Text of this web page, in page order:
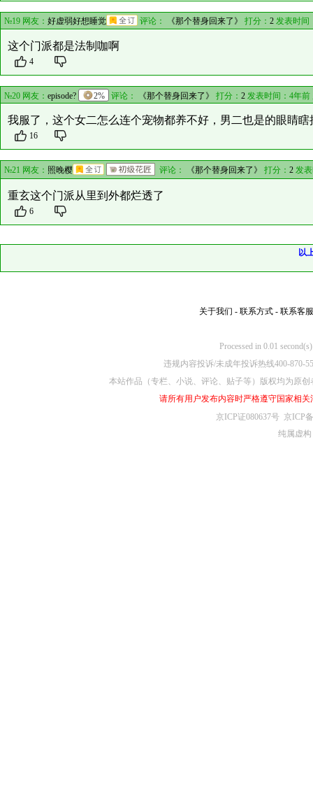
№19 网友： 好虚弱好想睡觉 评论： 《那个替身回来了》 打分： 2 发表时间
这个门派都是法制咖啊
4
№20 网友： episode? 2% 评论： 《那个替身回来了》 打分： 2 发表时间：4年前
我服了，这个女二怎么连个宠物都养不好，男二也是的眼睛瞎
16
№21 网友： 照晚樱 评论： 《那个替身回来了》 打分： 2发表
重玄这个门派从里到外都烂透了
6
以
关于我们 - 联系方式 - 联系客服
Processed in 0.01
违规内容投诉/未成年投诉热线400-870-
本站作品（专栏、小说、评论、贴子等）版权均为原
请所有用户发布内容时严格遵守国家相
京ICP证080637号 京ICP
纯属虚